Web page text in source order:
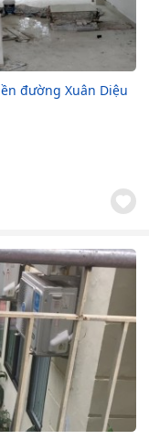
đường Xuân Diệu